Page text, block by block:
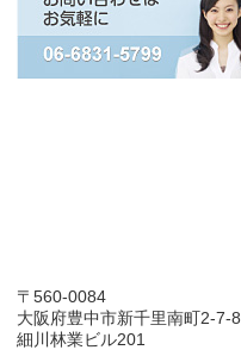
〒560-0084
大阪府豊中市新千里南町2-7-8
細川林業ビル201